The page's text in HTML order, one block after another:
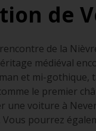
de
de la
médiéval
et mi-gothique,
le premier
une voiture à
Vous pourrez